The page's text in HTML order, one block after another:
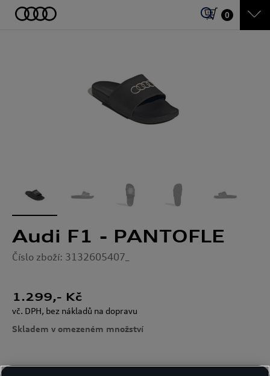
0
Audi F1 - PANTOFLE
Číslo zboží: 3132605407_
1.299,- Kč
vč. DPH, bez nákladů na dopravu
Skladem v omezeném množství